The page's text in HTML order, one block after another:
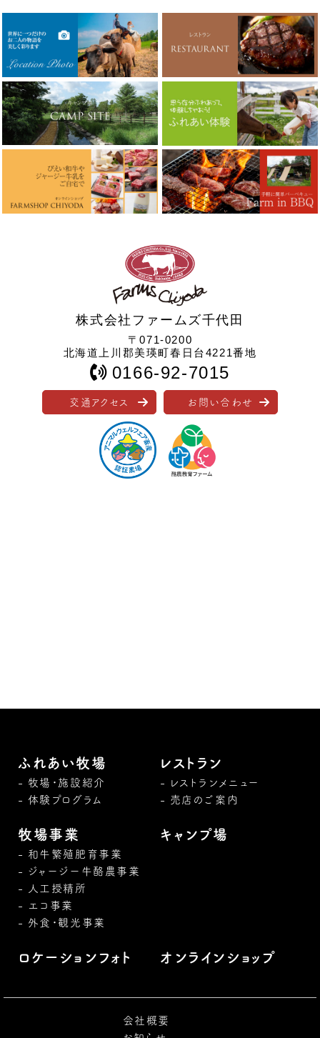
株式会社ファームズ千代田
〒071-0200
北海道上川郡美瑛町春日台4221番地
0166-92-7015
交通アクセス お問い合わせ
ふれあい牧場
牧場・施設紹介
体験プログラム
レストラン
レストランメニュー
売店のご案内
牧場事業
和牛繁殖肥育事業
ジャージー牛酪農事業
人工授精所
エコ事業
外食・観光事業
キャンプ場
ロケーションフォト オンラインショップ
会社概要